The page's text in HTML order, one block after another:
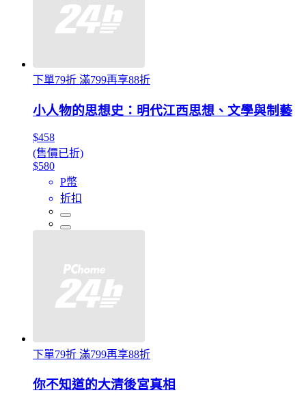
下單79折 滿799再享88折
小人物的思想史：明代江西思想、文學與制藝
$458
(售價已折)
$580
P幣
折扣
下單79折 滿799再享88折
你不知道的大清後宮真相